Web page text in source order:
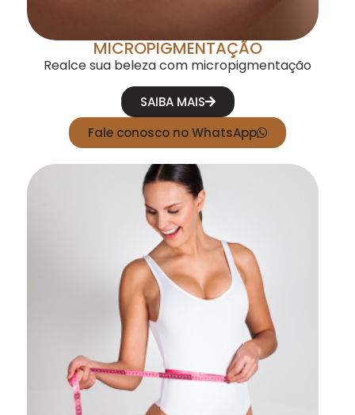
MICROPIGMENTAÇÃO
Realce sua beleza com micropigmentação
SAIBA MAIS
Fale conosco no WhatsApp